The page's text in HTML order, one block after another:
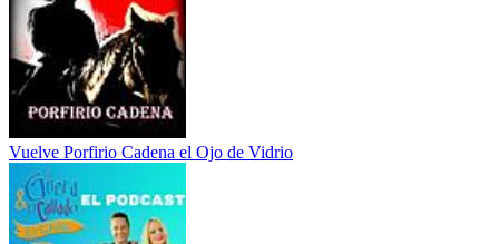
Vuelve Porfirio Cadena el Ojo de Vidrio